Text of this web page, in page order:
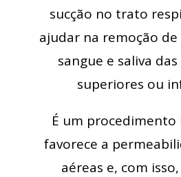
sucção no trato
ajudar na remoção
sangue e saliva
superiores ou
É um procedimento
favorece a
aéreas e, com